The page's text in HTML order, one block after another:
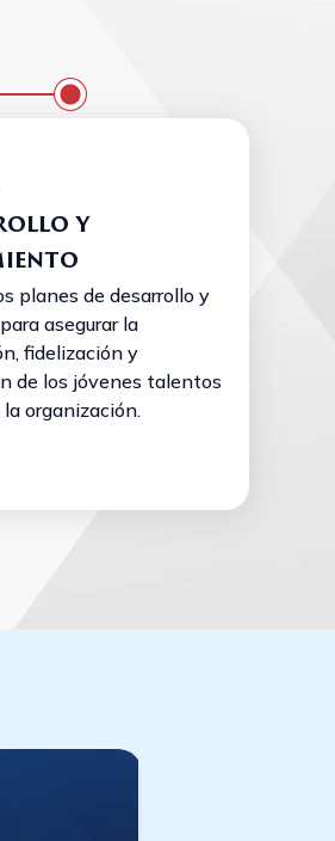
y
planes de desarrollo y
asegurar la
fidelización y
de los jóvenes talentos
organización.